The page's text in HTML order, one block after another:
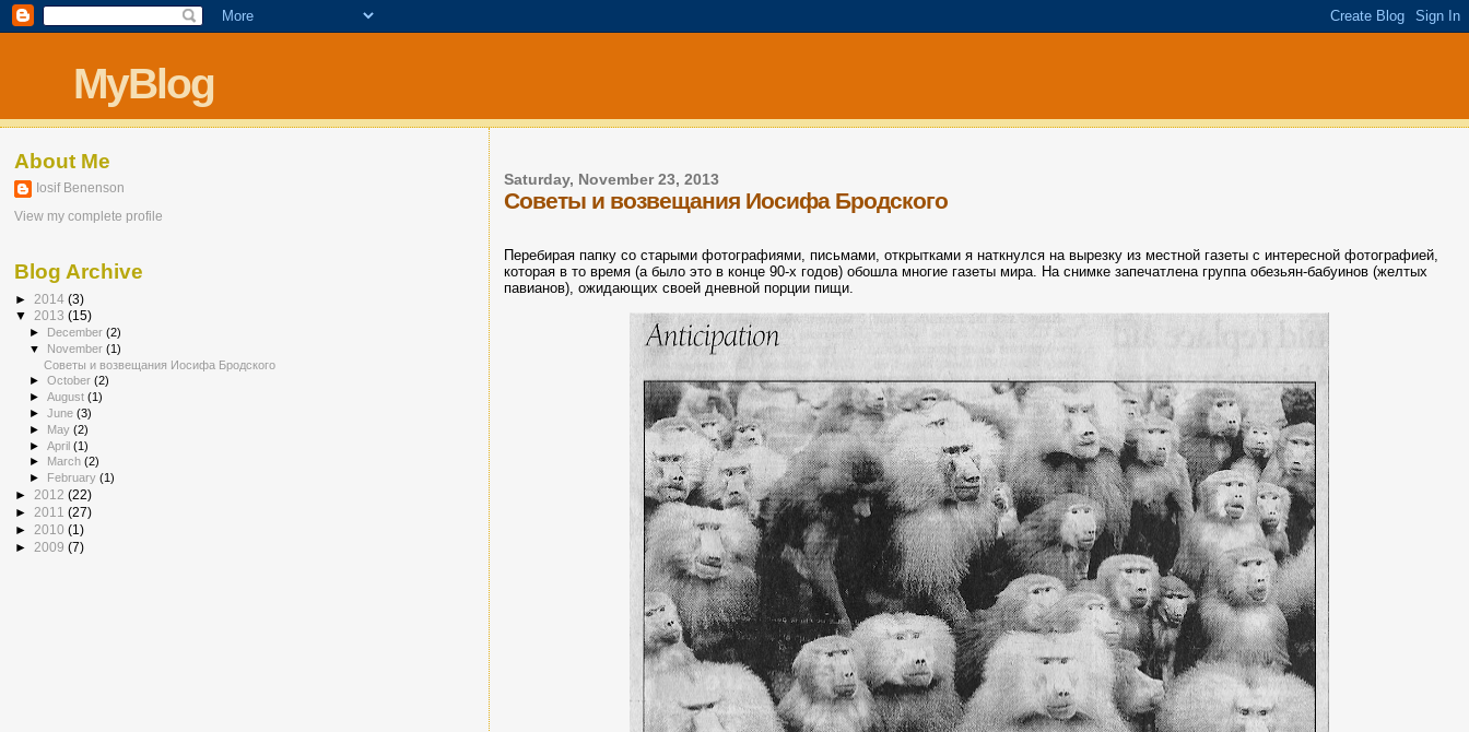
MyBlog
Saturday, November 23, 2013
Советы и возвещания Иосифа Бродского
Перебирая папку со старыми фотографиями, письмами, открытками я наткнулся на вырезку из местной газеты с интересной фотографией,
которая в то время (а было это в конце 90-х годов) обошла многие газеты мира. На снимке запечатлена группа обезьян-бабуинов (желтых
павианов), ожидающих своей дневной порции пищи.
About Me
Iosif Benenson
View my complete profile
Blog Archive
► 2014 (3)
▼ 2013 (15)
► December(2)
▼ November(1)
Советы и возвещания Иосифа Бродского
►October(2)
►August(1)
►June(3)
► May(2)
►April(1)
►
March(2)
► February(1)
► 2012 (22)
► 2011 (27)
► 2010 (1)
► 2009 (7)